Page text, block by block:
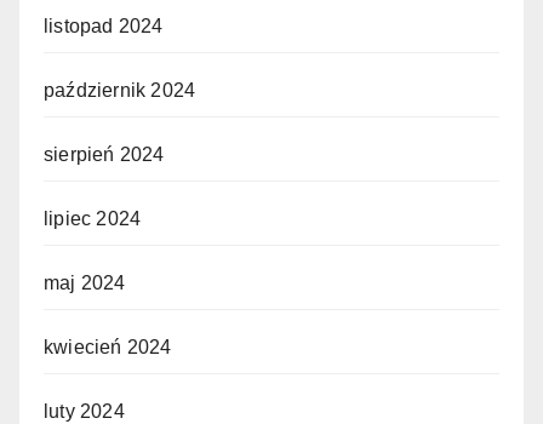
listopad 2024
październik 2024
sierpień 2024
lipiec 2024
maj 2024
kwiecień 2024
luty 2024